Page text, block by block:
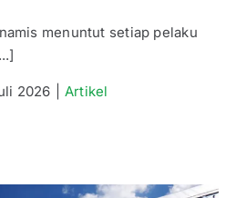
menuntut setiap pelaku
2026
Artikel